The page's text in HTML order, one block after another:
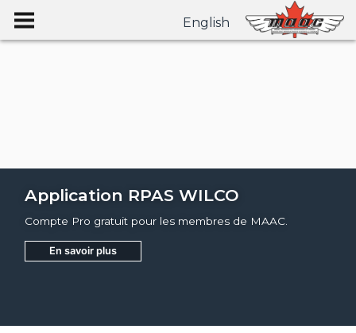
English
Application RPAS WILCO
Compte Pro gratuit pour les membres de MAAC.
En savoir plus